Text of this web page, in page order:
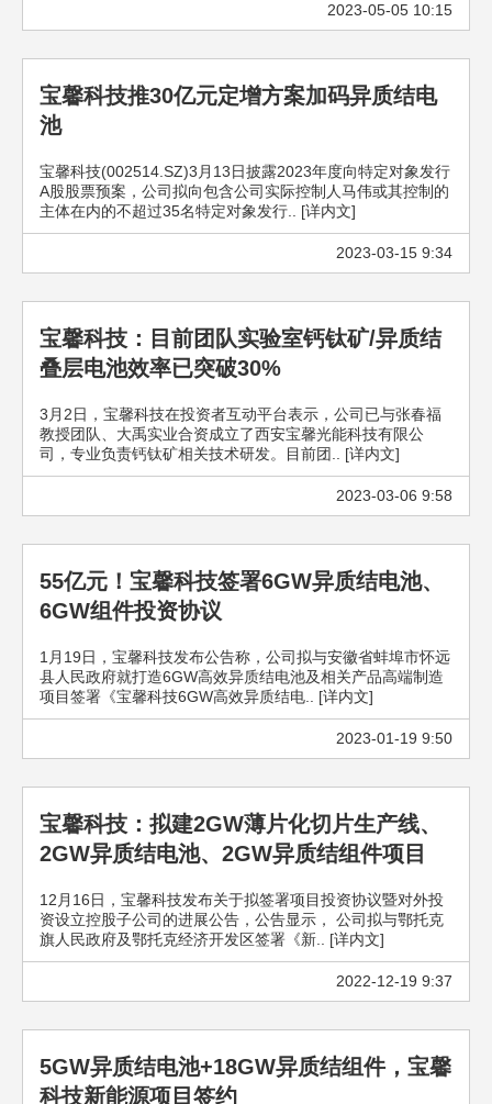
2023-05-05 10:15
宝馨科技推30亿元定增方案加码异质结电
池
宝馨科技(002514.SZ)3月13日披露2023年度向特定对象发行
A股股票预案，公司拟向包含公司实际控制人马伟或其控制的
主体在内的不超过35名特定对象发行.. [详内文]
2023-03-15 9:34
宝馨科技：目前团队实验室钙钛矿/异质结
叠层电池效率已突破30%
3月2日，宝馨科技在投资者互动平台表示，公司已与张春福
教授团队、大禹实业合资成立了西安宝馨光能科技有限公
司，专业负责钙钛矿相关技术研发。目前团.. [详内文]
2023-03-06 9:58
55亿元！宝馨科技签署6GW异质结电池、
6GW组件投资协议
1月19日，宝馨科技发布公告称，公司拟与安徽省蚌埠市怀远
县人民政府就打造6GW高效异质结电池及相关产品高端制造
项目签署《宝馨科技6GW高效异质结电.. [详内文]
2023-01-19 9:50
宝馨科技：拟建2GW薄片化切片生产线、
2GW异质结电池、2GW异质结组件项目
12月16日，宝馨科技发布关于拟签署项目投资协议暨对外投
资设立控股子公司的进展公告，公告显示， 公司拟与鄂托克
旗人民政府及鄂托克经济开发区签署《新.. [详内文]
2022-12-19 9:37
5GW异质结电池+18GW异质结组件，宝馨
科技新能源项目签约